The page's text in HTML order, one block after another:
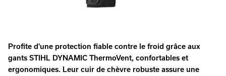
Profite d'une protection fiable contre le froid grâce aux
gants STIHL DYNAMIC ThermoVent, confortables et
ergonomiques. Leur cuir de chèvre robuste assure une